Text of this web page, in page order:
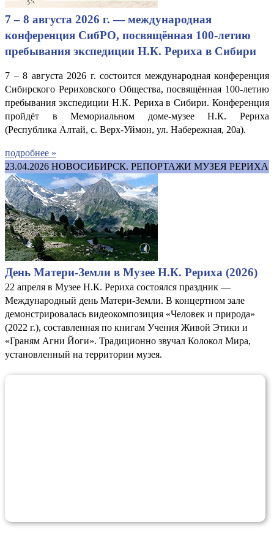
7 – 8 августа 2026 г. — международная
конференция СибРО, посвящённая 100-летию
пребывания экспедиции Н.К. Рериха в Сибири
7 – 8 августа 2026 г. состоится международная конференция
Сибирского Рериховского Общества, посвящённая 100-летию
пребывания экспедиции Н.К. Рериха в Сибири. Конференция
пройдёт в Мемориальном доме-музее Н.К. Рериха
(Республика Алтай, с. Верх-Уймон, ул. Набережная, 20а).
подробнее »
23.04.2026 НОВОСИБИРСК. РЕПОРТАЖИ МУЗЕЯ РЕРИХА
День Матери-Земли в Музее Н.К. Рериха (2026)
22 апреля в Музее Н.К. Рериха состоялся праздник —
Международный день Матери-Земли. В концертном зале
демонстрировалась видеокомпозиция «Человек и природа»
(2022 г.), составленная по книгам Учения Живой Этики и
«Граням Агни Йоги». Традиционно звучал Колокол Мира,
установленный на территории музея.